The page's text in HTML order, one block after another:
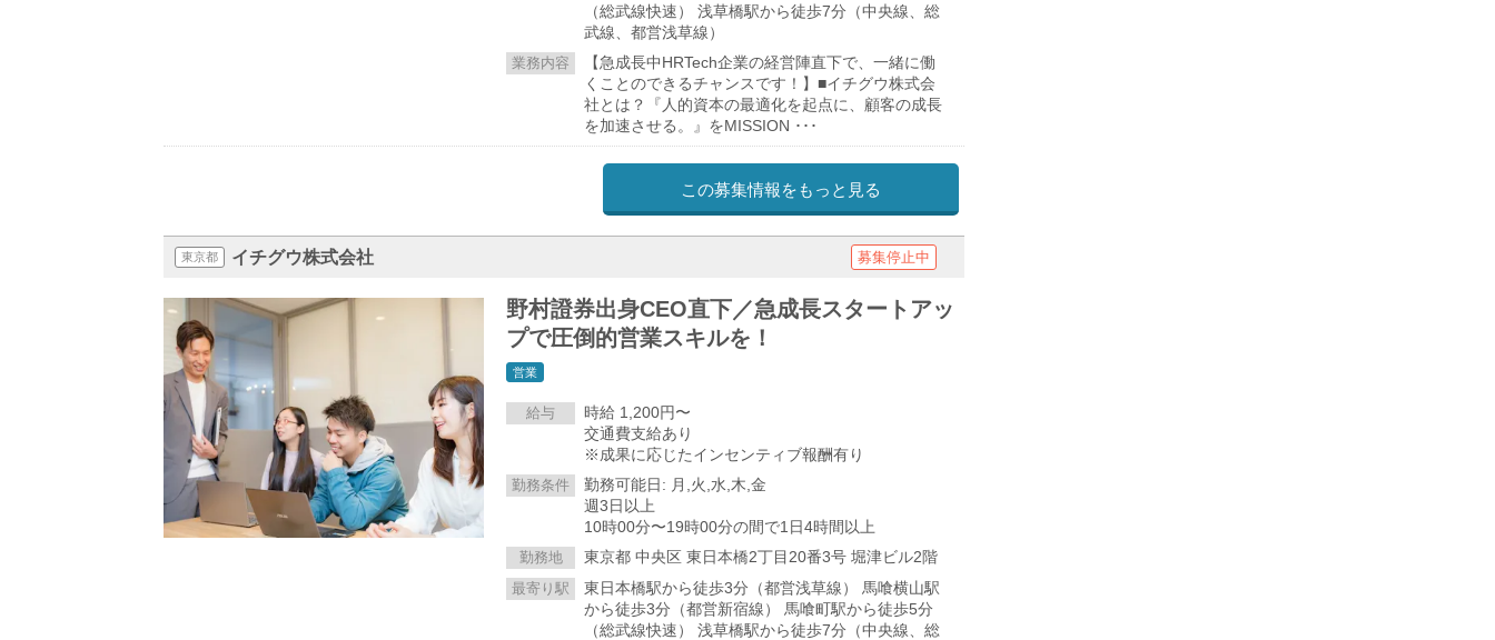
（総武線快速） 浅草橋駅から徒歩7分（中央線、総
武線、都営浅草線）
業務内容
【急成長中HRTech企業の経営陣直下で、一緒に働
くことのできるチャンスです！】■イチグウ株式会
社とは？『人的資本の最適化を起点に、顧客の成長
を加速させる。』をMISSION ･･･
この募集情報をもっと見る
東京都 イチグウ株式会社 募集停止中
野村證券出身CEO直下／急成長スタートアッ
プで圧倒的営業スキルを！
営業
給与
時給 1,200円〜
交通費支給あり
※成果に応じたインセンティブ報酬有り
勤務条件
勤務可能日: 月,火,水,木,金
週3日以上
10時00分〜19時00分の間で1日4時間以上
勤務地 東京都 中央区 東日本橋2丁目20番3号 堀津ビル2階
最寄り駅
東日本橋駅から徒歩3分（都営浅草線） 馬喰横山駅
から徒歩3分（都営新宿線） 馬喰町駅から徒歩5分
（総武線快速） 浅草橋駅から徒歩7分（中央線、総